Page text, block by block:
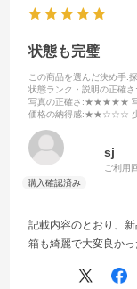
状態も完璧
この商品を選んだ決め手:
状態ランク・説明の正確さ
写真の正確さ :★★★★★ 写
価格の納得感:★★☆☆☆ 少
sj
ご利用
記載内容のとおり、
箱も綺麗で大変良かっ